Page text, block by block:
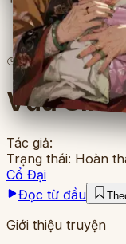
11lượt đọc· 11
Vừa Sinh
Tác giả:
Trạng thái: Hoàn
Cổ Đại
Đọc từ đầu
Giới thiệu truyện